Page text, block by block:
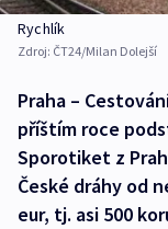
Rychlík
Zdroj: ČT24/Milan Dolejší
Praha –
příštím roce
Sporotiket z
České dráhy od
eur, tj. asi 500